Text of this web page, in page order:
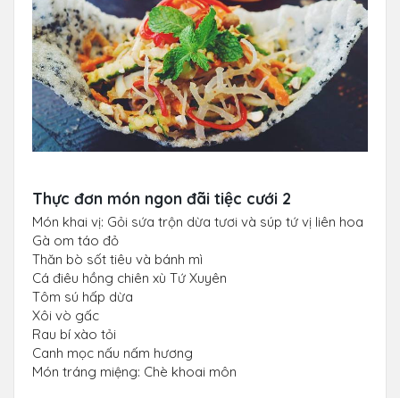
Thực đơn món ngon đãi tiệc cưới 2
Món khai vị: Gỏi sứa trộn dừa tươi và súp tứ vị liên hoa
Gà om táo đỏ
Thăn bò sốt tiêu và bánh mì
Cá điêu hồng chiên xù Tứ Xuyên
Tôm sú hấp dừa
Xôi vò gấc
Rau bí xào tỏi
Canh mọc nấu nấm hương
Món tráng miệng: Chè khoai môn